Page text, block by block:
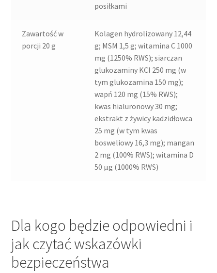
posiłkami
Zawartość w
porcji 20 g
Kolagen hydrolizowany 12,44
g; MSM 1,5 g; witamina C 1000
mg (1250% RWS); siarczan
glukozaminy KCl 250 mg (w
tym glukozamina 150 mg);
wapń 120 mg (15% RWS);
kwas hialuronowy 30 mg;
ekstrakt z żywicy kadzidłowca
25 mg (w tym kwas
bosweliowy 16,3 mg); mangan
2 mg (100% RWS); witamina D
50 μg (1000% RWS)
Dla kogo będzie odpowiedni i
jak czytać wskazówki
bezpieczeństwa